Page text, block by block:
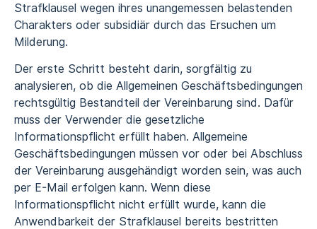
Strafklausel wegen ihres unangemessen belastenden
Charakters oder subsidiär durch das Ersuchen um
Milderung.
Der erste Schritt besteht darin, sorgfältig zu
analysieren, ob die Allgemeinen Geschäftsbedingungen
rechtsgültig Bestandteil der Vereinbarung sind. Dafür
muss der Verwender die gesetzliche
Informationspflicht erfüllt haben. Allgemeine
Geschäftsbedingungen müssen vor oder bei Abschluss
der Vereinbarung ausgehändigt worden sein, was auch
per E-Mail erfolgen kann. Wenn diese
Informationspflicht nicht erfüllt wurde, kann die
Anwendbarkeit der Strafklausel bereits bestritten